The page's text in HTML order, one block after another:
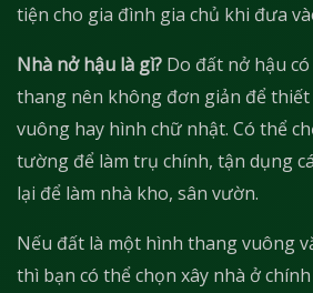
tiện cho gia đình gia chủ khi đưa
Nhà nở hậu là gì? Do đất nở hậu
thang nên không đơn giản để
vuông hay hình chữ nhật. Có thể
tường để làm trụ chính, tận dụng
lại để làm nhà kho, sân vườn.
Nếu đất là một hình thang vuông
thì bạn có thể chọn xây nhà ở